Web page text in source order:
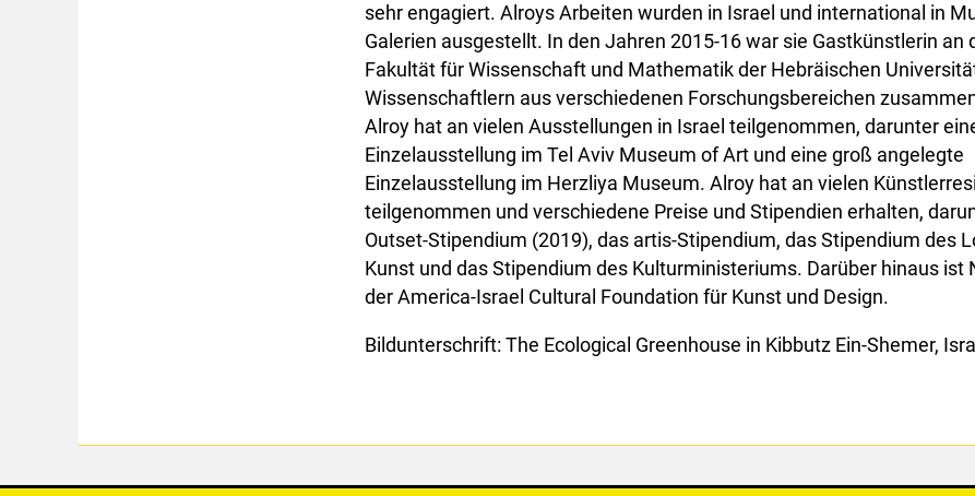
sehr engagiert. Alroys Arbeiten wurden in Israel und international in
Galerien ausgestellt. In den Jahren 2015-16 war sie Gastkünstlerin an
Fakultät für Wissenschaft und Mathematik der Hebräischen
Wissenschaftlern aus verschiedenen Forschungsbereichen
Alroy hat an vielen Ausstellungen in Israel teilgenommen, darunter
Einzelausstellung im Tel Aviv Museum of Art und eine groß angelegte
Einzelausstellung im Herzliya Museum. Alroy hat an vielen
teilgenommen und verschiedene Preise und Stipendien erhalten,
Outset-Stipendium (2019), das artis-Stipendium, das Stipendium des
Kunst und das Stipendium des Kulturministeriums. Darüber hinaus ist
der America-Israel Cultural Foundation für Kunst und Design.
Bildunterschrift: The Ecological Greenhouse in Kibbutz Ein-Shemer,